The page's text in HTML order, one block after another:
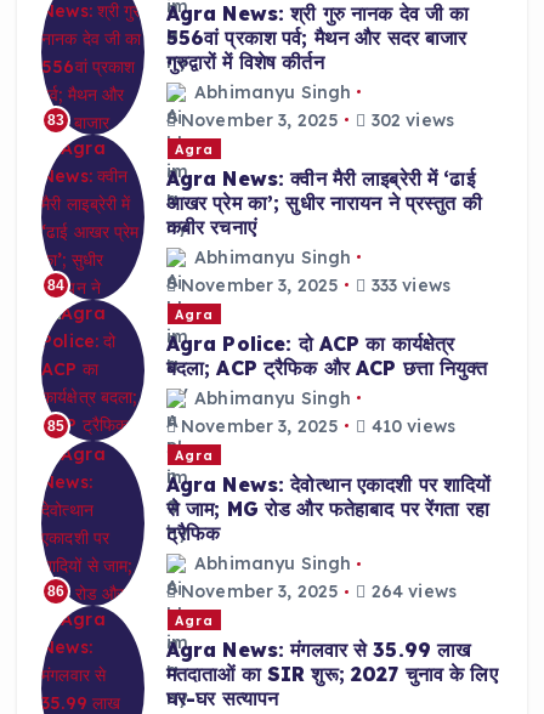
83
Agra News: श्री गुरु नानक देव जी का
556वां प्रकाश पर्व; मैथन और सदर बाजार
गुरुद्वारों में विशेष कीर्तन
Abhimanyu Singh
November 3, 2025
302 views
84
Agra
Agra News: क्वीन मैरी लाइब्रेरी में ‘ढाई
आखर प्रेम का’; सुधीर नारायन ने प्रस्तुत की
कबीर रचनाएं
Abhimanyu Singh
November 3, 2025
333 views
85
Agra
Agra Police: दो ACP का कार्यक्षेत्र
बदला; ACP ट्रैफिक और ACP छत्ता नियुक्त
Abhimanyu Singh
November 3, 2025
410 views
86
Agra
Agra News: देवोत्थान एकादशी पर शादियों
से जाम; MG रोड और फतेहाबाद पर रेंगता रहा
ट्रैफिक
Abhimanyu Singh
November 3, 2025
264 views
Agra
Agra News: मंगलवार से 35.99 लाख
मतदाताओं का SIR शुरू; 2027 चुनाव के लिए
घर-घर सत्यापन